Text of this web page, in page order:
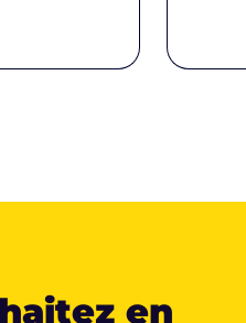
en